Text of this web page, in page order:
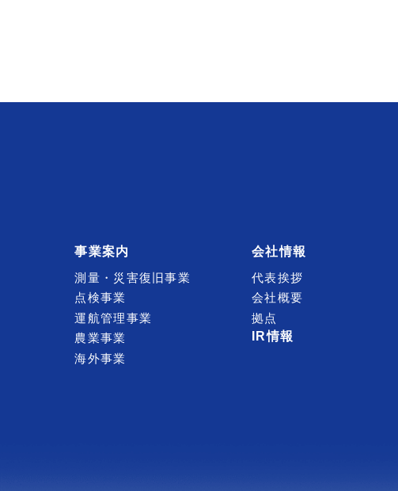
事業案内
測量・災害復旧事業
点検事業
運航管理事業
農業事業
海外事業
会社情報
代表挨拶
会社概要
拠点
IR情報